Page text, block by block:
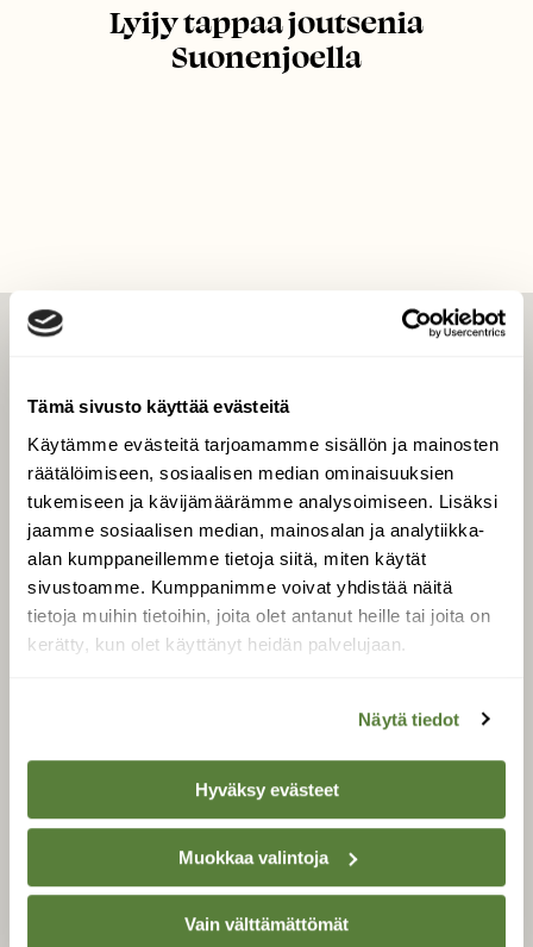
Tämä sivusto käyttää evästeitä
Käytämme evästeitä tarjoamamme sisällön ja mainosten
räätälöimiseen, sosiaalisen median ominaisuuksien
tukemiseen ja kävijämäärämme analysoimiseen. Lisäksi
jaamme sosiaalisen median, mainosalan ja analytiikka-
alan kumppaneillemme tietoja siitä, miten käytät
sivustoamme. Kumppanimme voivat yhdistää näitä
tietoja muihin tietoihin, joita olet antanut heille tai joita on
kerätty, kun olet käyttänyt heidän palvelujaan.
Näytä tiedot
Hyväksy evästeet
Muokkaa valintoja
Vain välttämättömät
Lyijy tappaa joutsenia
Suonenjoella
Uusin lehti
Tilaa Suomen Luonto
Tilaa digilukuoikeus
Äänestä parasta juttua
Tilaa uutiskirje
SUOMEN LUONNON­
Suomen Luonto -lehden
kustantaja onSuomen
luonnonsuojelu­liitto.